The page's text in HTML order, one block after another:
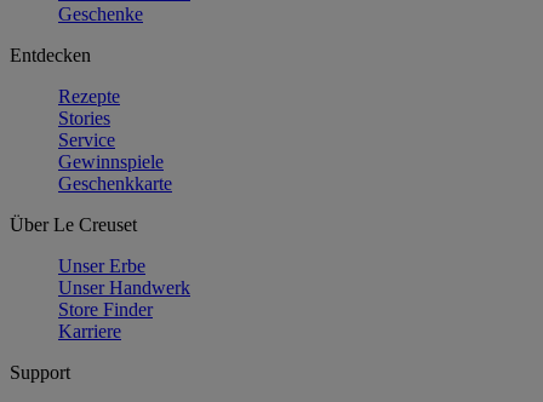
Geschenke
Entdecken
Rezepte
Stories
Service
Gewinnspiele
Geschenkkarte
Über Le Creuset
Unser Erbe
Unser Handwerk
Store Finder
Karriere
Support